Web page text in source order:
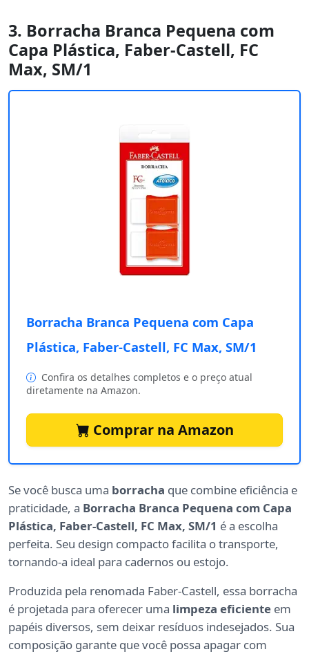
3. Borracha Branca Pequena com
Capa Plástica, Faber-Castell, FC
Max, SM/1
Borracha Branca Pequena com Capa
Plástica, Faber-Castell, FC Max, SM/1
Confira os detalhes completos e o preço atual
diretamente na Amazon.
Comprar na Amazon
Se você busca uma borracha que combine eficiência e
praticidade, a Borracha Branca Pequena com Capa
Plástica, Faber-Castell, FC Max, SM/1 é a escolha
perfeita. Seu design compacto facilita o transporte,
tornando-a ideal para cadernos ou estojo.
Produzida pela renomada Faber-Castell, essa borracha
é projetada para oferecer uma limpeza eficiente em
papéis diversos, sem deixar resíduos indesejados. Sua
composição garante que você possa apagar com